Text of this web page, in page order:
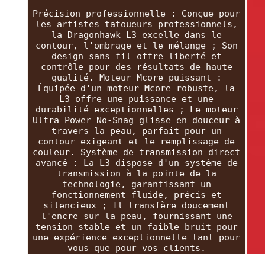
Précision professionnelle : Conçue pour
les artistes tatoueurs professionnels,
la Dragonhawk L3 excelle dans le
contour, l'ombrage et le mélange ; Son
design sans fil offre liberté et
contrôle pour des résultats de haute
qualité. Moteur Mcore puissant :
Équipée d'un moteur Mcore robuste, la
L3 offre une puissance et une
durabilité exceptionnelles ; Le moteur
Ultra Power No-Snag glisse en douceur à
travers la peau, parfait pour un
contour exigeant et le remplissage de
couleur. Système de transmission direct
avancé : La L3 dispose d'un système de
transmission à la pointe de la
technologie, garantissant un
fonctionnement fluide, précis et
silencieux ; Il transfère doucement
l'encre sur la peau, fournissant une
tension stable et un faible bruit pour
une expérience exceptionnelle tant pour
vous que pour vos clients.